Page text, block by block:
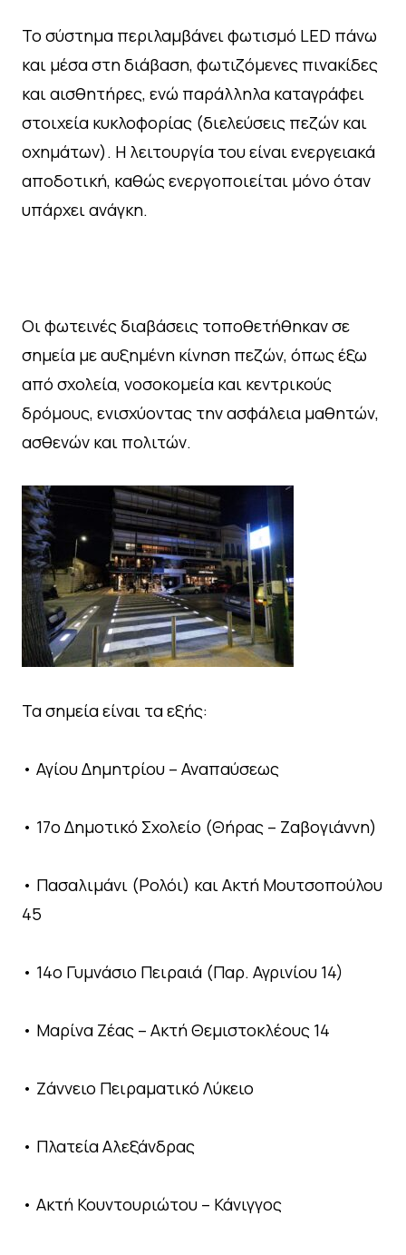
Το σύστημα περιλαμβάνει φωτισμό LED πάνω
και μέσα στη διάβαση, φωτιζόμενες πινακίδες
και αισθητήρες, ενώ παράλληλα καταγράφει
στοιχεία κυκλοφορίας (διελεύσεις πεζών και
οχημάτων). Η λειτουργία του είναι ενεργειακά
αποδοτική, καθώς ενεργοποιείται μόνο όταν
υπάρχει ανάγκη.
Οι φωτεινές διαβάσεις τοποθετήθηκαν σε
σημεία με αυξημένη κίνηση πεζών, όπως έξω
από σχολεία, νοσοκομεία και κεντρικούς
δρόμους, ενισχύοντας την ασφάλεια μαθητών,
ασθενών και πολιτών.
Τα σημεία είναι τα εξής:
• Αγίου Δημητρίου – Αναπαύσεως
• 17ο Δημοτικό Σχολείο (Θήρας – Ζαβογιάννη)
• Πασαλιμάνι (Ρολόι) και Ακτή Μουτσοπούλου
45
• 14ο Γυμνάσιο Πειραιά (Παρ. Αγρινίου 14)
• Μαρίνα Ζέας – Ακτή Θεμιστοκλέους 14
• Ζάννειο Πειραματικό Λύκειο
• Πλατεία Αλεξάνδρας
• Ακτή Κουντουριώτου – Κάνιγγος